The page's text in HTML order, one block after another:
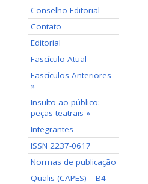
Conselho Editorial
Contato
Editorial
Fascículo Atual
Fascículos Anteriores
»
Insulto ao público:
peças teatrais »
Integrantes
ISSN 2237-0617
Normas de publicação
Qualis (CAPES) – B4